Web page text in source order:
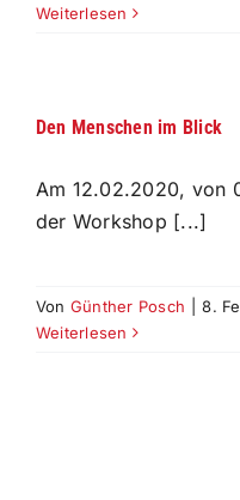
Weiterlesen
Den Menschen im Blick
Am 12.02.2020, von
der Workshop [...]
Von Günther Posch 8.
Weiterlesen